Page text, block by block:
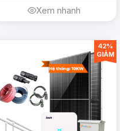
Xem nhanh
42%
GIẢM